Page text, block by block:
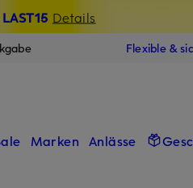
LAST15 Details
Flexible &
Marken Anlässe